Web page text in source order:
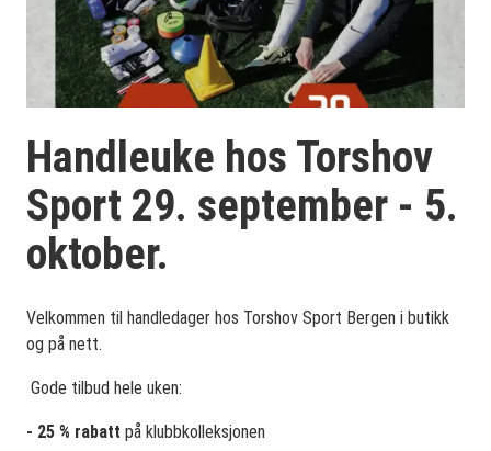
Handleuke hos Torshov
Sport 29. september - 5.
oktober.
Velkommen til handledager hos Torshov Sport Bergen i butikk
og på nett.
Gode tilbud hele uken:
- 25 % rabatt på klubbkolleksjonen